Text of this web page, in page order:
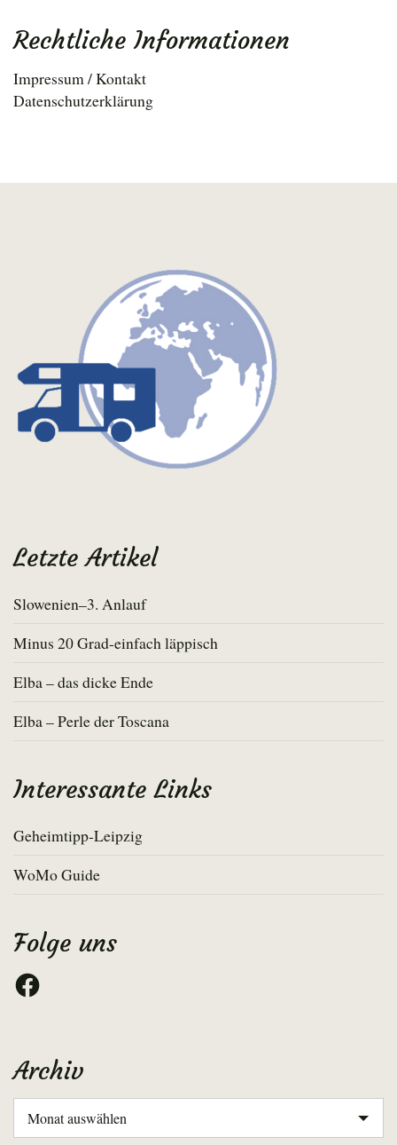
Rechtliche Informationen
Impressum / Kontakt
Datenschutzerklärung
Letzte Artikel
Slowenien–3. Anlauf
Minus 20 Grad-einfach läppisch
Elba – das dicke Ende
Elba – Perle der Toscana
Interessante Links
Geheimtipp-Leipzig
WoMo Guide
Folge uns
Facebook
Archiv
Archiv